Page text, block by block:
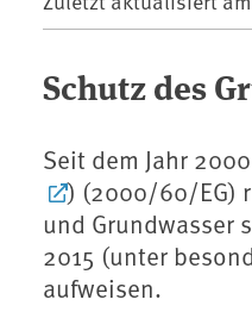
Schutz des
Seit dem Jahr
) (2000/60/EG)
und Grundwasser
2015 (unter
aufweisen.